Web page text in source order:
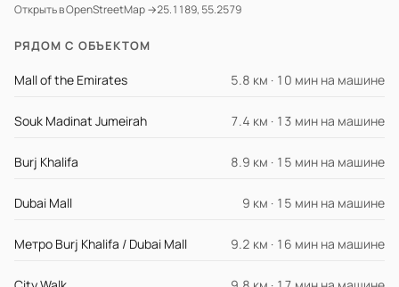
Открыть в OpenStreetMap →25.1189, 55.2579
РЯДОМ С ОБЪЕКТОМ
Mall of the Emirates 5.8 км · 10 мин на машине
Souk Madinat Jumeirah 7.4 км · 13 мин на машине
Burj Khalifa 8.9 км · 15 мин на машине
Dubai Mall 9 км · 15 мин на машине
Метро Burj Khalifa / Dubai Mall 9.2 км · 16 мин на машине